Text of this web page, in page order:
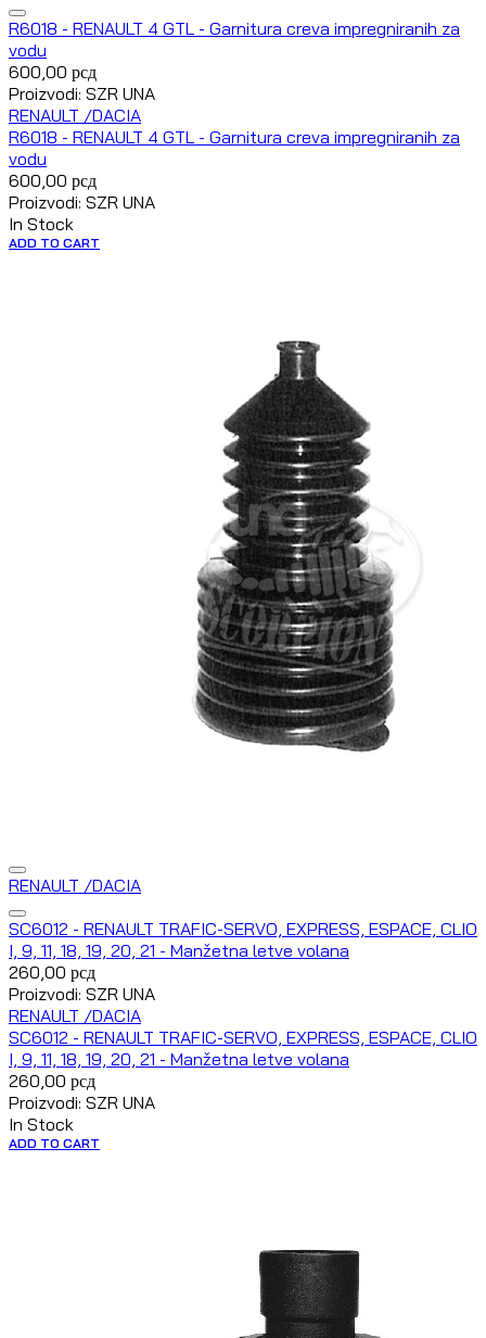
R6018 - RENAULT 4 GTL - Garnitura creva impregniranih za
vodu
600,00 рсд
Proizvodi: SZR UNA
RENAULT /DACIA
R6018 - RENAULT 4 GTL - Garnitura creva impregniranih za
vodu
600,00 рсд
Proizvodi: SZR UNA
In Stock
ADD TO CART
RENAULT /DACIA
SC6012 - RENAULT TRAFIC-SERVO, EXPRESS, ESPACE, CLIO
I, 9, 11, 18, 19, 20, 21 - Manžetna letve volana
260,00 рсд
Proizvodi: SZR UNA
RENAULT /DACIA
SC6012 - RENAULT TRAFIC-SERVO, EXPRESS, ESPACE, CLIO
I, 9, 11, 18, 19, 20, 21 - Manžetna letve volana
260,00 рсд
Proizvodi: SZR UNA
In Stock
ADD TO CART